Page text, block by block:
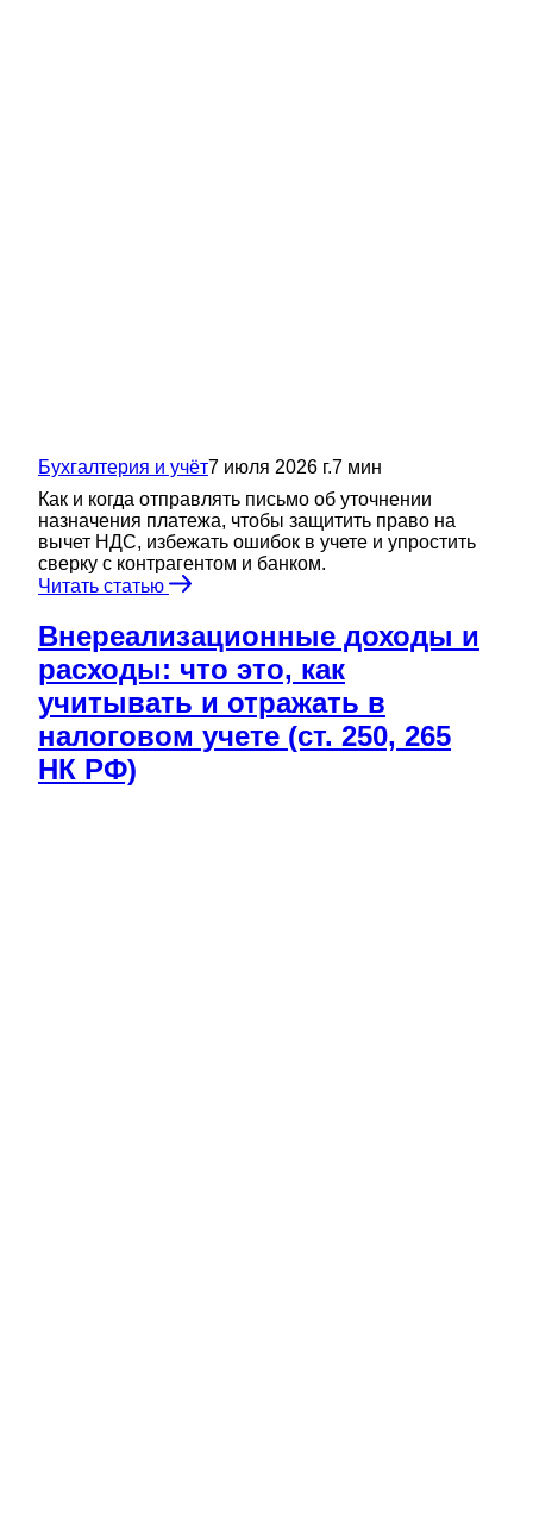
Бухгалтерия и учёт7 июля 2026 г.7 мин
Как и когда отправлять письмо об уточнении
назначения платежа, чтобы защитить право на
вычет НДС, избежать ошибок в учете и упростить
сверку с контрагентом и банком.
Читать статью
Внереализационные доходы и
расходы: что это, как
учитывать и отражать в
налоговом учете (ст. 250, 265
НК РФ)